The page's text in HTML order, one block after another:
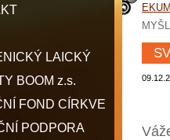
LAICKÝ
HUSITSKÝ ŘÁD
BRATŘÍ A
/ OLDŘICH KRÁL
BOOM z.s.
FOND CÍRKVE
PODPORA